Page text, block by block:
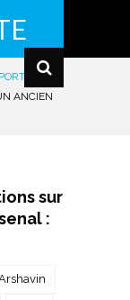
|
ANCIEN
sur
: